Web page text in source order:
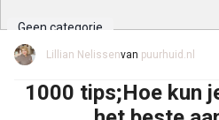
Geen categorie
Lillian Nelissenvan puurhuid.nl
1000 tips;Hoe kun